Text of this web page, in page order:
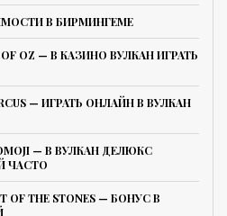
В БИРМИНГЕМЕ
OZ — В КАЗИНО ВУЛКАН ИГРАТЬ
— ИГРАТЬ ОНЛАЙН В ВУЛКАН
— В ВУЛКАН ДЕЛЮКС
ЧАСТО
THE STONES — БОНУС В